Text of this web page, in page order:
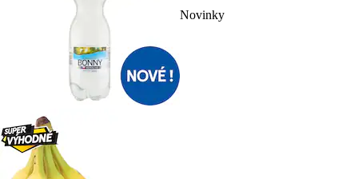
Novinky